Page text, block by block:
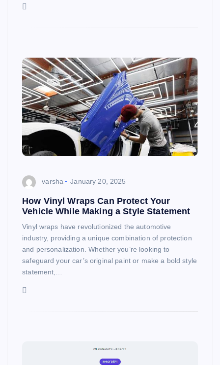
varsha January 20, 2025
How Vinyl Wraps Can Protect Your
Vehicle While Making a Style Statement
Vinyl wraps have revolutionized the automotive
industry, providing a unique combination of protection
and personalization. Whether you’re looking to
safeguard your car’s original paint or make a bold style
statement,…